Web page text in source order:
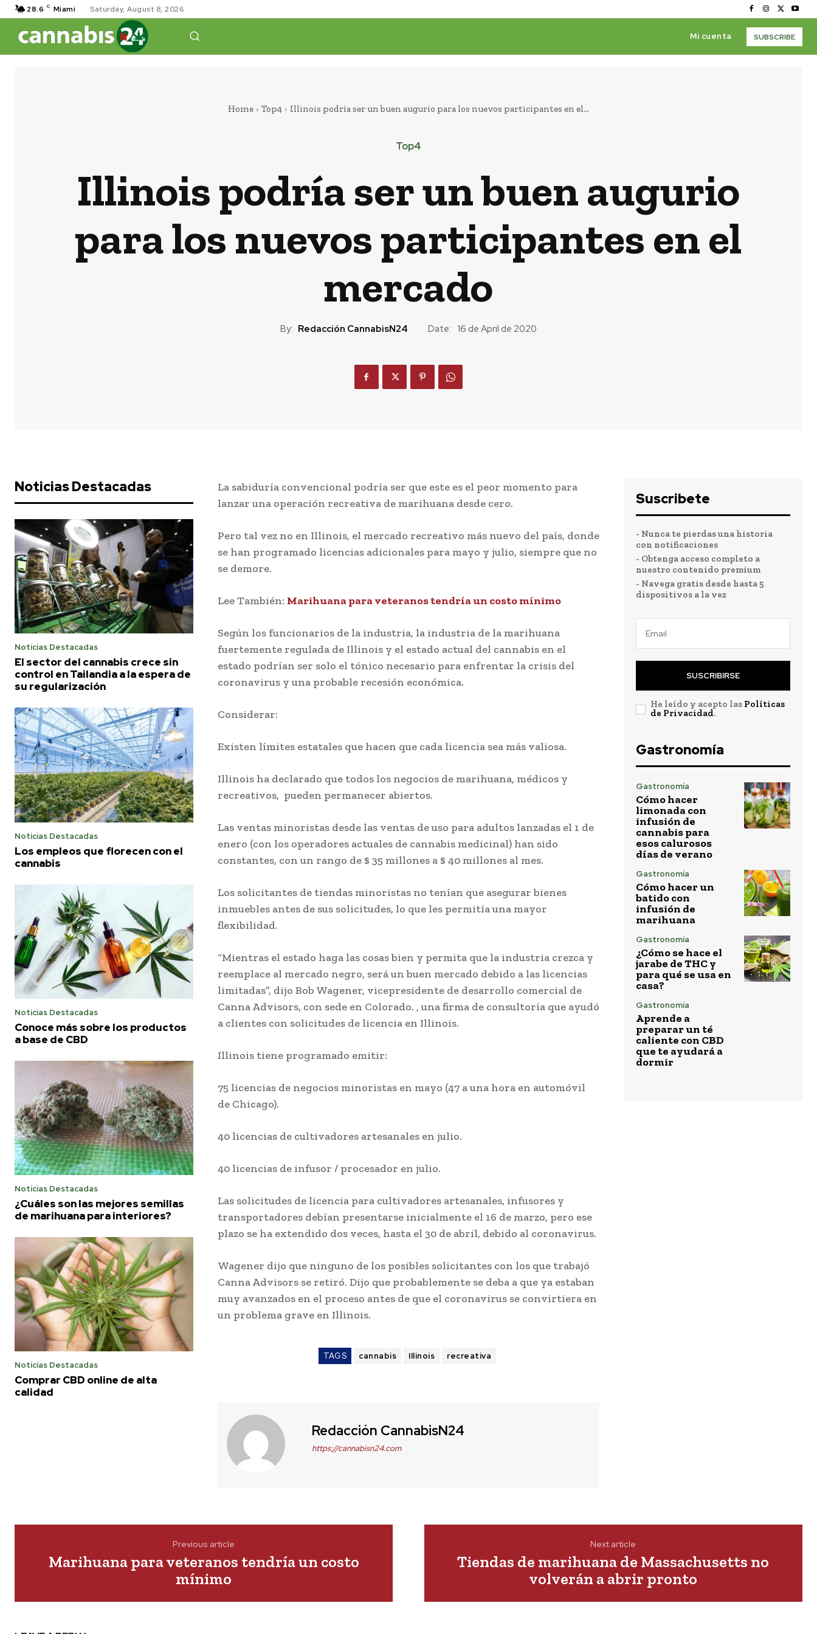
28.6 C Miami Saturday, August 8, 2026
Mi cuenta SUBSCRIBE
Home Top4 Illinois podría ser un buen augurio para los nuevos participantes en el...
Top4
Illinois podría ser un buen augurio
para los nuevos participantes en el
mercado
By: Redacción CannabisN24 Date: 16 de April de 2020
Noticias Destacadas
Noticias Destacadas
El sector del cannabis crece sin
control en Tailandia a la espera de
su regularización
Noticias Destacadas
Los empleos que florecen con el
cannabis
Noticias Destacadas
Conoce más sobre los productos
a base de CBD
Noticias Destacadas
¿Cuáles son las mejores semillas
de marihuana para interiores?
Noticias Destacadas
Comprar CBD online de alta
calidad
La sabiduría convencional podría ser que este es el peor momento para
lanzar una operación recreativa de marihuana desde cero.
Pero tal vez no en Illinois, el mercado recreativo más nuevo del país, donde
se han programado licencias adicionales para mayo y julio, siempre que no
se demore.
Lee También: Marihuana para veteranos tendría un costo mínimo
Según los funcionarios de la industria, la industria de la marihuana
fuertemente regulada de Illinois y el estado actual del cannabis en el
estado podrían ser solo el tónico necesario para enfrentar la crisis del
coronavirus y una probable recesión económica.
Considerar:
Existen límites estatales que hacen que cada licencia sea más valiosa.
Illinois ha declarado que todos los negocios de marihuana, médicos y
recreativos, pueden permanecer abiertos.
Las ventas minoristas desde las ventas de uso para adultos lanzadas el 1 de
enero (con los operadores actuales de cannabis medicinal) han sido
constantes, con un rango de $ 35 millones a $ 40 millones al mes.
Los solicitantes de tiendas minoristas no tenían que asegurar bienes
inmuebles antes de sus solicitudes, lo que les permitía una mayor
flexibilidad.
“Mientras el estado haga las cosas bien y permita que la industria crezca y
reemplace al mercado negro, será un buen mercado debido a las licencias
limitadas”, dijo Bob Wagener, vicepresidente de desarrollo comercial de
Canna Advisors, con sede en Colorado. , una firma de consultoría que ayudó
a clientes con solicitudes de licencia en Illinois.
Illinois tiene programado emitir:
75 licencias de negocios minoristas en mayo (47 a una hora en automóvil
de Chicago).
40 licencias de cultivadores artesanales en julio.
40 licencias de infusor / procesador en julio.
Las solicitudes de licencia para cultivadores artesanales, infusores y
transportadores debían presentarse inicialmente el 16 de marzo, pero ese
plazo se ha extendido dos veces, hasta el 30 de abril, debido al coronavirus.
Wagener dijo que ninguno de los posibles solicitantes con los que trabajó
Canna Advisors se retiró. Dijo que probablemente se deba a que ya estaban
muy avanzados en el proceso antes de que el coronavirus se convirtiera en
un problema grave en Illinois.
TAGS cannabis Illinois recreativa
Redacción CannabisN24
https://cannabisn24.com
Suscribete
- Nunca te pierdas una historia
con notificaciones
- Obtenga acceso completo a
nuestro contenido premium
- Navega gratis desde hasta 5
dispositivos a la vez
SUSCRIBIRSE
He leído y acepto las Políticas
de Privacidad.
Gastronomía
Gastronomía
Cómo hacer
limonada con
infusión de
cannabis para
esos calurosos
días de verano
Gastronomía
Cómo hacer un
batido con
infusión de
marihuana
Gastronomía
¿Cómo se hace el
jarabe de THC y
para qué se usa en
casa?
Gastronomía
Aprende a
preparar un té
caliente con CBD
que te ayudará a
dormir
Previous article
Marihuana para veteranos tendría un costo
mínimo
Next article
Tiendas de marihuana de Massachusetts no
volverán a abrir pronto